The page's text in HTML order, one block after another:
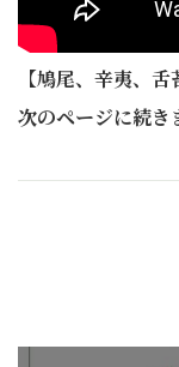
【鳩尾、辛夷、
次のページに続き